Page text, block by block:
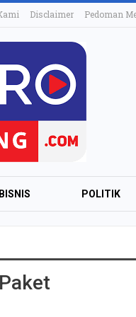
Disclaimer Pedoman
BISNIS POLITIK